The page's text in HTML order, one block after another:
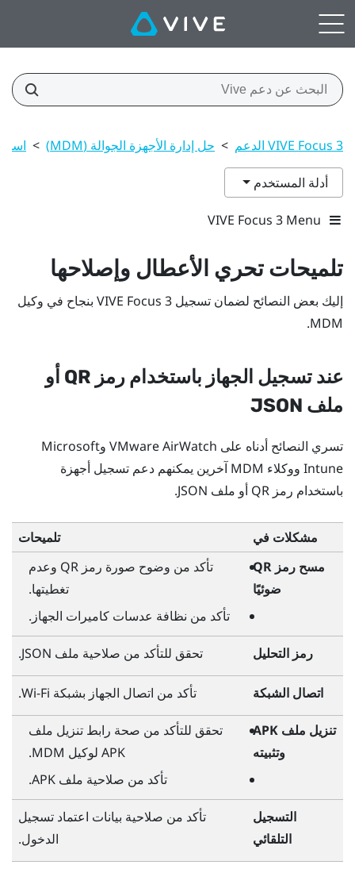
VIVE Focus 3 الدعم > حل إدارة الأجهزة الجوالة (MDM) >
أدلة المستخدم
VIVE Focus 3 Menu
تلميحات تحري الأعطال وإصلاحها
إليك بعض النصائح لضمان تسجيل VIVE Focus 3 بنجاح في وكيل
MDM.
عند تسجيل الجهاز باستخدام رمز QR أو
ملف JSON
تسري النصائح أدناه على VMware AirWatch وMicrosoft
Intune
ووكلاء MDM آخرين يمكنهم دعم تسجيل أجهزة
باستخدام رمز QR أو ملف JSON.
مشكلات في
تلميحات
مسح رمز QR
ضوئيًا
تأكد من وضوح صورة رمز QR وعدم
تغطيتها.
تأكد من نظافة عدسات كاميرات الجهاز.
رمز التحليل تحقق للتأكد من صلاحية ملف JSON.
اتصال الشبكة تأكد من اتصال الجهاز بشبكة Wi-Fi
.
تنزيل ملف APK
وتثبيته
تحقق للتأكد من صحة رابط تنزيل ملف
APK لوكيل MDM.
تأكد من صلاحية ملف APK.
التسجيل
التلقائي
تأكد من صلاحية بيانات اعتماد تسجيل
الدخول.